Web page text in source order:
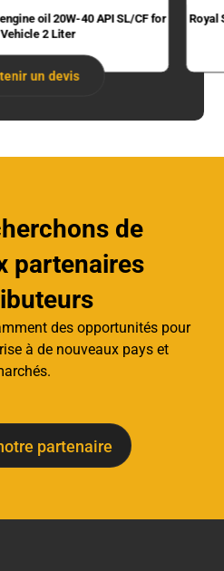
oil 20W-40 API SL/CF for
2 Liter
un devis
Royal
de
partenaires
des opportunités pour
à de nouveaux pays et
partenaire